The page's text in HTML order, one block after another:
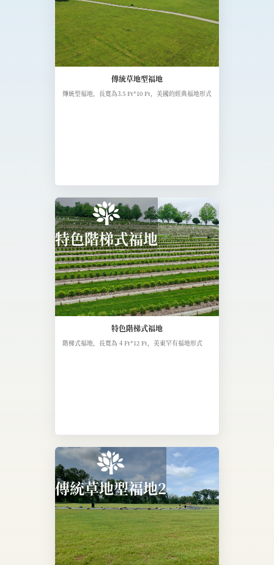
傳統草地型福地
傳統型福地，長寬為3.5 Ft*10 Ft，美國的經典福地形式
特色階梯式福地
特色階梯式福地
階梯式福地，長寬為 4 Ft*12 Ft，美東罕有福地形式
傳統草地型福地2